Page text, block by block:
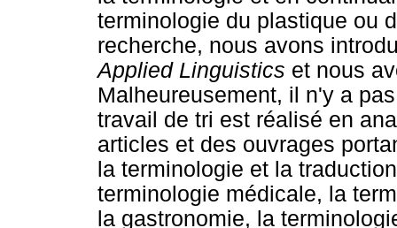
terminologie du plastique ou
recherche, nous avons
Applied Linguistics et nous
Malheureusement, il n'y a
travail de tri est réalisé en
articles et des ouvrages
la terminologie et la
terminologie médicale, la
la gastronomie, la